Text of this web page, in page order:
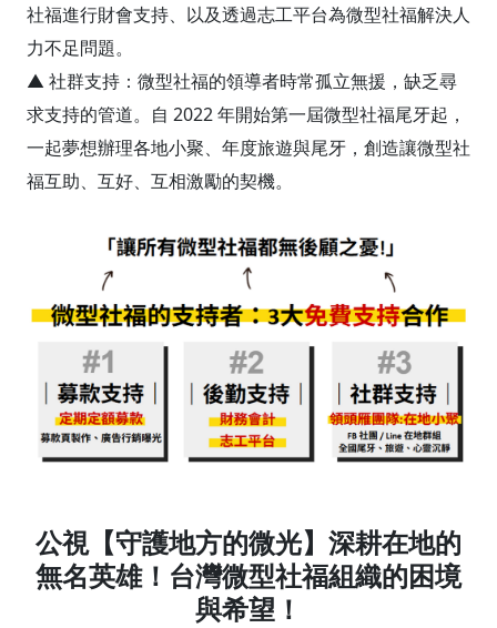
社福進行財會支持、以及透過志工平台為微型社福解決人
力不足問題。
▲ 社群支持：微型社福的領導者時常孤立無援，缺乏尋
求支持的管道。自 2022 年開始第一屆微型社福尾牙起，
一起夢想辦理各地小聚、年度旅遊與尾牙，創造讓微型社
福互助、互好、互相激勵的契機。
公視【守護地方的微光】深耕在地的
無名英雄！台灣微型社福組織的困境
與希望！